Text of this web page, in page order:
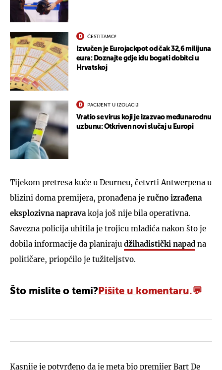
ČESTITAMO!
Izvučen je Eurojackpot od čak 32,6 milijuna
eura: Doznajte gdje idu bogati dobitci u
Hrvatskoj
PACIJENT U IZOLACIJI
Vratio se virus koji je izazvao međunarodnu
uzbunu: Otkriven novi slučaj u Europi
Tijekom pretresa kuće u Deurneu, četvrti Antwerpena u
blizini doma premijera, pronađena je ručno izrađena
eksplozivna naprava koja još nije bila operativna.
Savezna policija uhitila je trojicu mladića nakon što je
dobila informacije da planiraju džihadistički napad na
političare, priopćilo je tužiteljstvo.
Što mislite o temi? Pišite u komentaru.
Kasnije je potvrđeno da je meta bio premijer Bart De